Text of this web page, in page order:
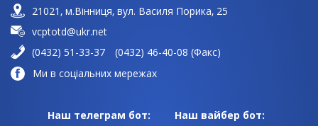
21021, м.Вінниця, вул. Василя Порика, 25
vcptotd@ukr.net
(0432) 51-33-37
(0432) 46-40-08 (Факс)
Ми в соціальних мережах
Наш телеграм бот: Наш вайбер бот: